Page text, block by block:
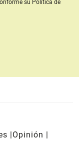
su Política de
Opinión